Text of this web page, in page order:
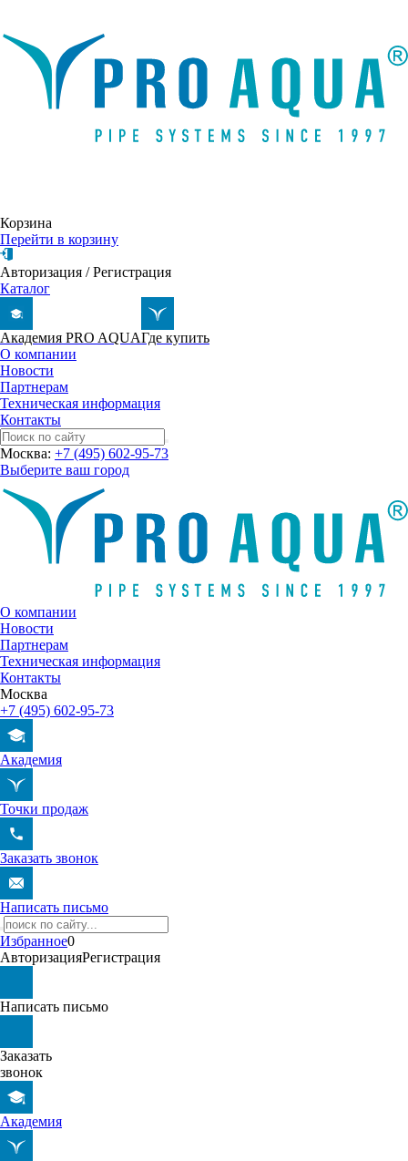
Корзина
Перейти в корзину
Авторизация /Регистрация
Каталог
Академия PRO AQUAГде купить
О компании
Новости
Партнерам
Техническая информация
Контакты
Москва: +7 (495) 602-95-73
Выберите ваш город
О компании
Новости
Партнерам
Техническая информация
Контакты
Москва
+7 (495) 602-95-73
Академия
Точки продаж
Заказать звонок
Написать письмо
Избранное0
АвторизацияРегистрация
Написать письмо
Заказать
звонок
Академия